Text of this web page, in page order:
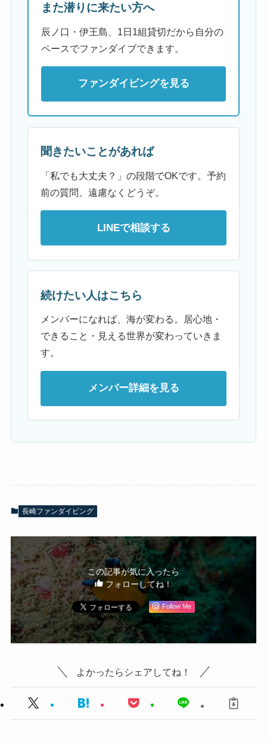
また潜りに来たい方へ
辰ノ口・伊王島、1日1組貸切だから自分の
ペースでファンダイブできます。
ファンダイビングを見る
聞きたいことがあれば
「私でも大丈夫？」の段階でOKです。予約
前の質問、遠慮なくどうぞ。
LINEで相談する
続けたい人はこちら
メンバーになれば、海が変わる。居心地・
できること・見える世界が変わっていきま
す。
メンバー詳細を見る
長崎ファンダイビング
この記事が気に入ったら
フォローしてね！
Follow Me
よかったらシェアしてね！